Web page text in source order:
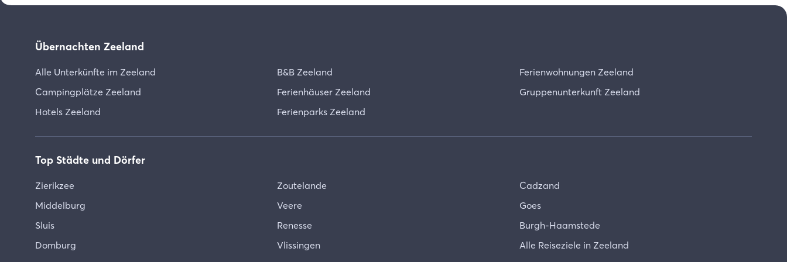
Übernachten Zeeland
Alle Unterkünfte im Zeeland
Campingplätze Zeeland
Hotels Zeeland
B&B Zeeland
Ferienhäuser Zeeland
Ferienparks Zeeland
Ferienwohnungen Zeeland
Gruppenunterkunft Zeeland
Top Städte und Dörfer
Zierikzee
Middelburg
Sluis
Domburg
Zoutelande
Veere
Renesse
Vlissingen
Cadzand
Goes
Burgh-Haamstede
Alle Reiseziele in Zeeland